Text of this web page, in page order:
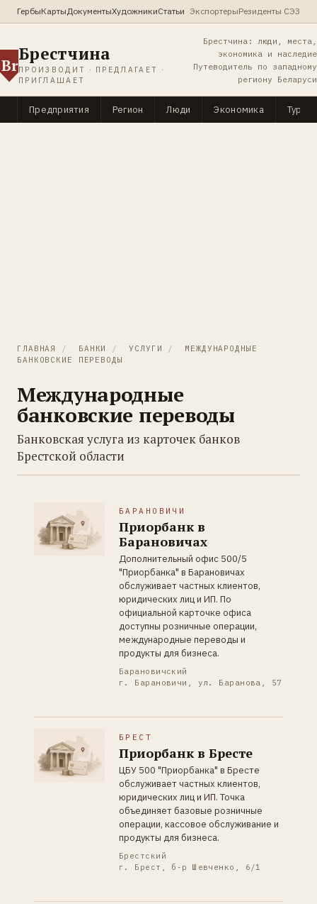
ГербыКартыДокументыХудожникиСтатьи ЭкспортерыРезиденты СЭЗ
Br
Брестчина
ПРОИЗВОДИТ · ПРЕДЛАГАЕТ ·
ПРИГЛАШАЕТ
Брестчина: люди, места,
экономика и наследие
Путеводитель по западному
региону Беларуси
Предприятия Регион Люди Экономика
ГЛАВНАЯ / БАНКИ / УСЛУГИ /
МЕЖДУНАРОДНЫЕ
БАНКОВСКИЕ ПЕРЕВОДЫ
Международные
банковские переводы
Банковская услуга из карточек банков
Брестской области
БАРАНОВИЧИ
Приорбанк в
Барановичах
Дополнительный офис 500/5
"Приорбанка" в Барановичах
обслуживает частных клиентов,
юридических лиц и ИП. По
официальной карточке офиса
доступны розничные операции,
международные переводы и
продукты для бизнеса.
Барановичский
г. Барановичи, ул. Баранова, 57
БРЕСТ
Приорбанк в Бресте
ЦБУ 500 "Приорбанка" в Бресте
обслуживает частных клиентов,
юридических лиц и ИП. Точка
объединяет базовые розничные
операции, кассовое обслуживание и
продукты для бизнеса.
Брестский
г. Брест, б-р Шевченко, 6/1